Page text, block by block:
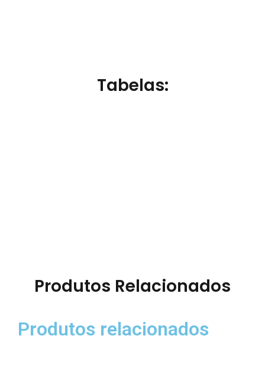
Tabelas:
Produtos Relacionados
Produtos relacionados